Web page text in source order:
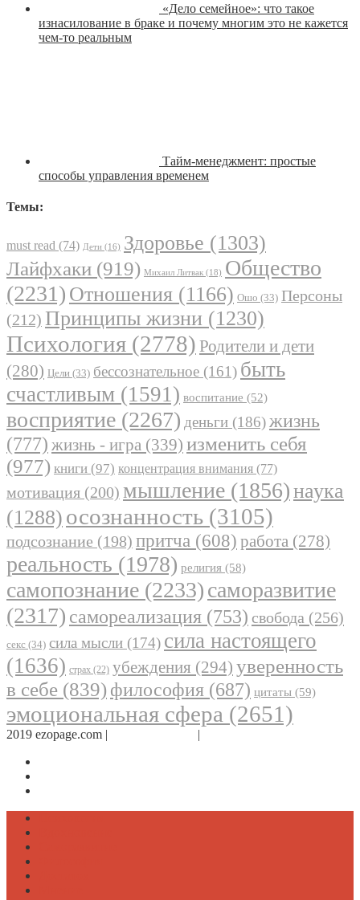
«Дело семейное»: что такое
изнасилование в браке и почему многим это не кажется
чем-то реальным
Тайм-менеджмент: простые
способы управления временем
Темы:
must read (74) Дети (16) Здоровье (1303)
Лайфхаки (919) Михаил Литвак (18) Общество
(2231) Отношения (1166) Ошо (33) Персоны
(212) Принципы жизни (1230)
Психология (2778) Родители и дети
(280) Цели (33) бессознательное (161) быть
счастливым (1591) воспитание (52)
восприятие (2267) деньги (186)жизнь
(777) жизнь - игра (339) изменить себя
(977) книги (97) концентрация внимания (77)
мотивация (200) мышление (1856)наука
(1288) осознанность (3105)
подсознание (198) притча (608) работа (278)
реальность (1978) религия (58)
самопознание (2233)саморазвитие
(2317) самореализация (753) свобода (256)
секс (34) сила мысли (174) сила настоящего
(1636) страх (22) убеждения (294) уверенность
в себе (839) философия (687) цитаты (59)
эмоциональная сфера (2651)
2019 ezopage.com | |